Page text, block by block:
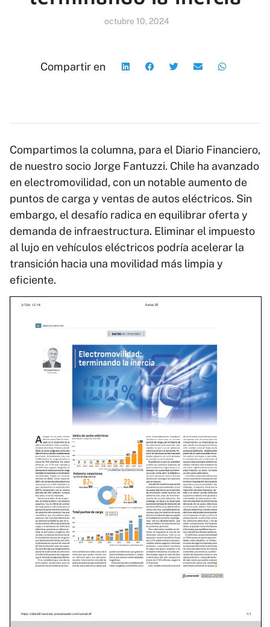
octubre 10, 2024
Compartir en
Compartimos la columna, para el Diario Financiero,
de nuestro socio Jorge Fantuzzi. Chile ha avanzado
en electromovilidad, con un notable aumento de
puntos de carga y ventas de autos eléctricos. Sin
embargo, el desafío radica en equilibrar oferta y
demanda de infraestructura. Eliminar el impuesto
al lujo en vehículos eléctricos podría acelerar la
transición hacia una movilidad más limpia y
eficiente.